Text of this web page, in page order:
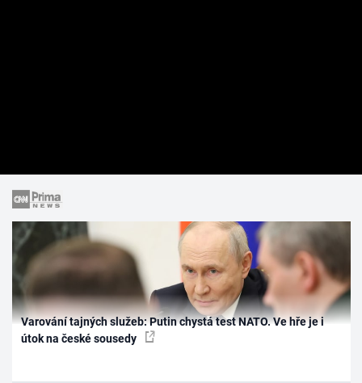
Varování tajných služeb: Putin chystá test NATO. Ve hře je i
útok na české sousedy